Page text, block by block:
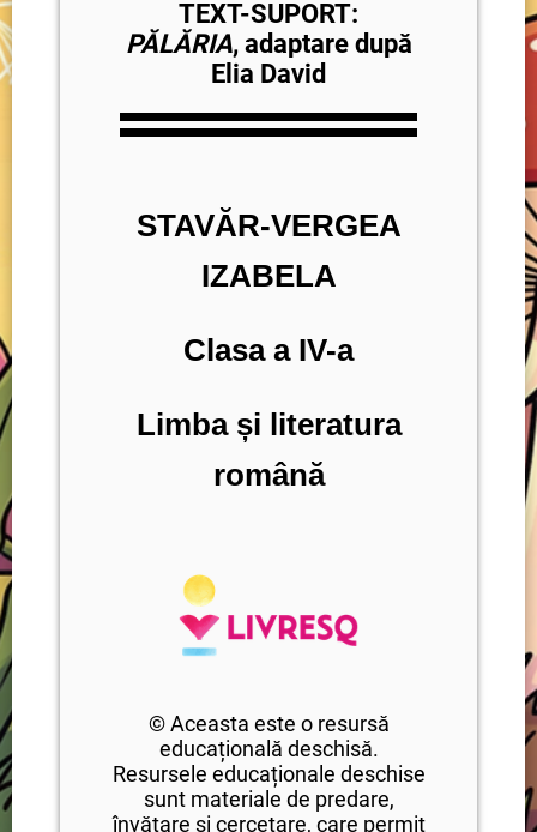
TEXT-SUPORT:
PĂLĂRIA, adaptare după
Elia David
STAVĂR-VERGEA
IZABELA
Clasa a IV-a
Limba și literatura
română
© Aceasta este o resursă
educațională deschisă.
Resursele educaționale deschise
sunt materiale de predare,
învățare și cercetare, care permit